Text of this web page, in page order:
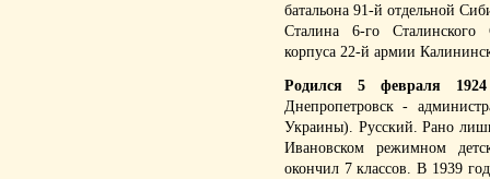
батальона 91-й отдельной
Сталина 6-го Сталинского
корпуса 22-й армии
Родился 5 февраля 1924
Днепропетровск -
Украины). Русский. Рано
Ивановском режимном
окончил 7 классов. В 1939